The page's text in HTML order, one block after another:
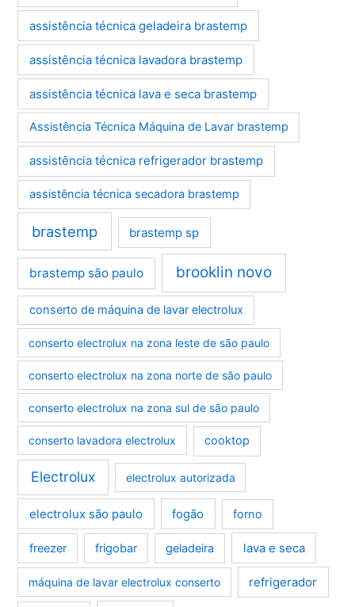
assistência técnica geladeira brastemp
assistência técnica lavadora brastemp
assistência técnica lava e seca brastemp
Assistência Técnica Máquina de Lavar brastemp
assistência técnica refrigerador brastemp
assistência técnica secadora brastemp
brastemp brastemp sp
brastemp são paulo brooklin novo
conserto de máquina de lavar electrolux
conserto electrolux na zona leste de são paulo
conserto electrolux na zona norte de são paulo
conserto electrolux na zona sul de são paulo
conserto lavadora electrolux cooktop
Electrolux electrolux autorizada
electrolux são paulo fogão forno
freezer frigobar geladeira lava e seca
máquina de lavar electrolux conserto refrigerador